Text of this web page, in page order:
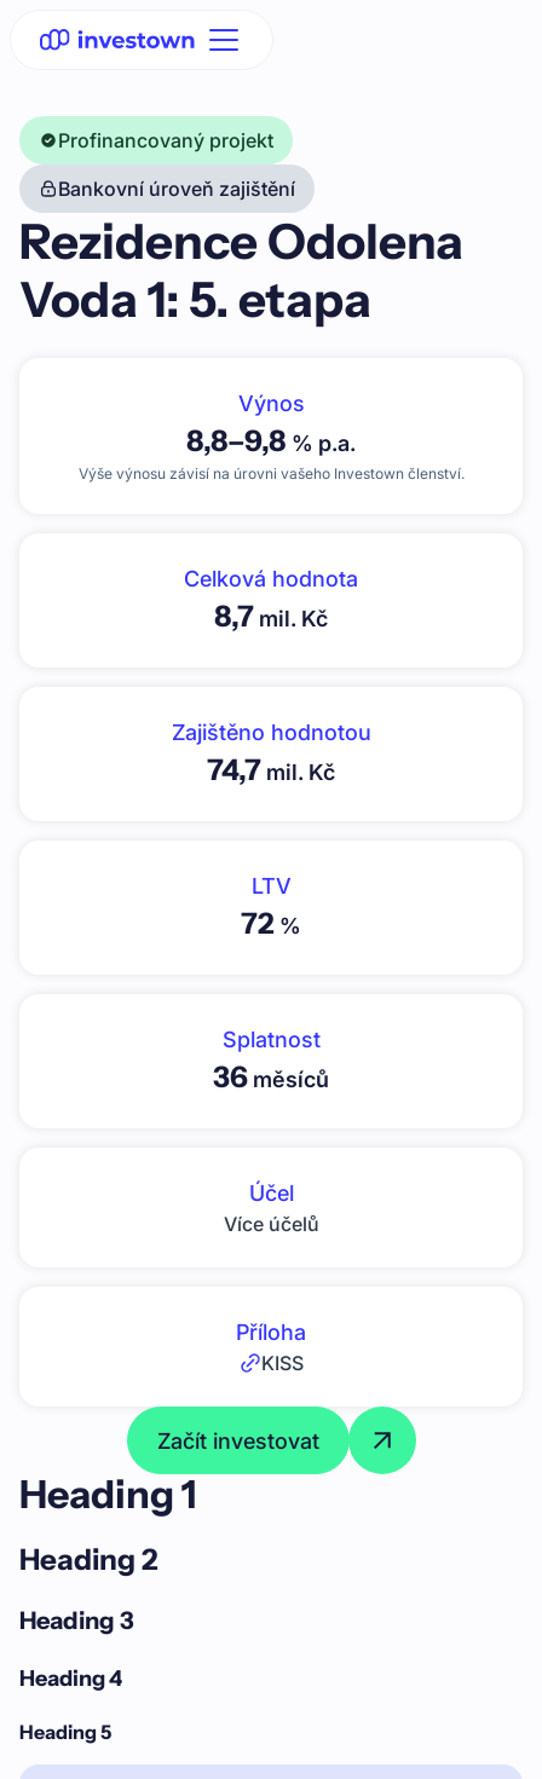
Profinancovaný projekt
Bankovní úroveň zajištění
Rezidence Odolena
Voda 1: 5. etapa
Výnos
8,8–9,8 % p.a.
Výše výnosu závisí na úrovni vašeho Investown členství.
Celková hodnota
8,7 mil. Kč
Zajištěno hodnotou
74,7 mil. Kč
LTV
72 %
Splatnost
36 měsíců
Účel
Více účelů
Příloha
KISS
Začít investovat
Heading 1
Heading 2
Heading 3
Heading 4
Heading 5